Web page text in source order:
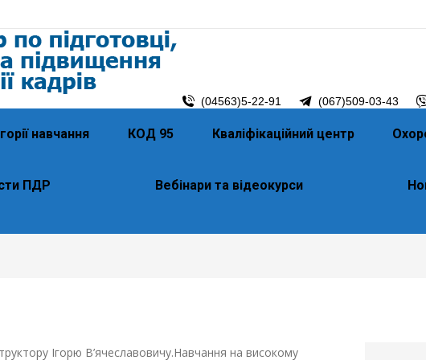
(04563)5-22-91 (067)509-03-43
навчання КОД 95 Кваліфікаційний центр
ПДР Вебінари та відеокурси
Ігорю В’ячеславовичу.Навчання на високому